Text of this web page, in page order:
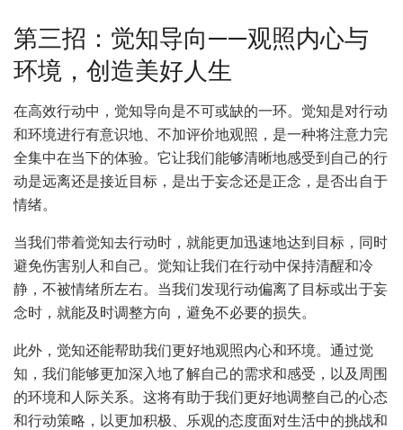
第三招：觉知导向——观照内心与
环境，创造美好人生
在高效行动中，觉知导向是不可或缺的一环。觉知是对行动
和环境进行有意识地、不加评价地观照，是一种将注意力完
全集中在当下的体验。它让我们能够清晰地感受到自己的行
动是远离还是接近目标，是出于妄念还是正念，是否出自于
情绪。
当我们带着觉知去行动时，就能更加迅速地达到目标，同时
避免伤害别人和自己。觉知让我们在行动中保持清醒和冷
静，不被情绪所左右。当我们发现行动偏离了目标或出于妄
念时，就能及时调整方向，避免不必要的损失。
此外，觉知还能帮助我们更好地观照内心和环境。通过觉
知，我们能够更加深入地了解自己的需求和感受，以及周围
的环境和人际关系。这将有助于我们更好地调整自己的心态
和行动策略，以更加积极、乐观的态度面对生活中的挑战和